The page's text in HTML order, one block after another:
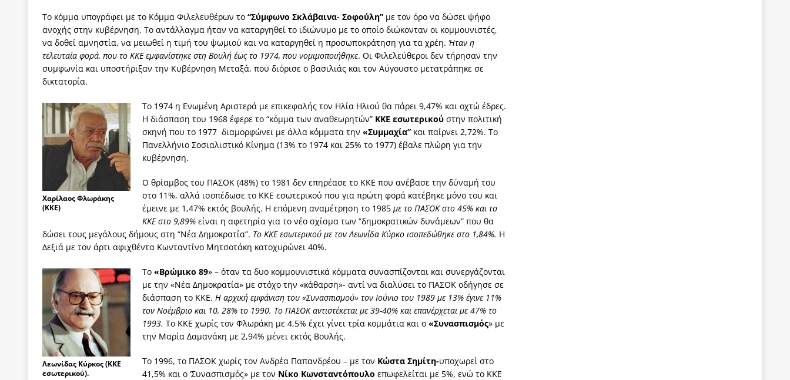
Το κόμμα υπογράφει με το Κόμμα Φιλελευθέρων το “Σύμφωνο Σκλάβαινα- Σοφούλη” με τον όρο να δώσει ψήφο
ανοχής στην κυβέρνηση. Το αντάλλαγμα ήταν να καταργηθεί το ιδιώνυμο με το οποίο διώκονταν οι κομμουνιστές,
να δοθεί αμνηστία, να μειωθεί η τιμή του ψωμιού και να καταργηθεί η προσωποκράτηση για τα χρέη. Ήταν η
τελευταία φορά, που το ΚΚΕ εμφανίστηκε στη Βουλή έως το 1974, που νομιμοποιήθηκε. Οι Φιλελεύθεροι δεν τήρησαν την
συμφωνία και υποστήριξαν την Κυβέρνηση Μεταξά, που διόρισε ο βασιλιάς και τον Αύγουστο μετατράπηκε σε
δικτατορία.
Xαρίλαος Φλωράκης
(ΚΚΕ)
Το 1974 η Ενωμένη Αριστερά με επικεφαλής τον Ηλία Ηλιού θα πάρει 9,47% και οχτώ έδρες.
Η διάσπαση του 1968 έφερε το “κόμμα των αναθεωρητών” ΚΚΕ εσωτερικού στην πολιτική
σκηνή που το 1977 διαμορφώνει με άλλα κόμματα την «Συμμαχία” και παίρνει 2,72%. Το
Πανελλήνιο Σοσιαλιστικό Κίνημα (13% το 1974 και 25% το 1977) έβαλε πλώρη για την
κυβέρνηση.
Ο θρίαμβος του ΠΑΣΟΚ (48%) το 1981 δεν επηρέασε το ΚΚΕ που ανέβασε την δύναμή του
στο 11%, αλλά ισοπέδωσε το ΚΚΕ εσωτερικού που για πρώτη φορά κατέβηκε μόνο του και
έμεινε με 1,47% εκτός βουλής. Η επόμενη αναμέτρηση το 1985 με το ΠΑΣΟΚ στο 45% και το
ΚΚΕ στο 9,89% είναι η αφετηρία για το νέο σχίσμα των “δημοκρατικών δυνάμεων” που θα
δώσει τους μεγάλους δήμους στη “Νέα Δημοκρατία”. Το ΚΚΕ εσωτερικού με τον Λεωνίδα Κύρκο ισοπεδώθηκε στο 1,84%. Η
Δεξιά με τον άρτι αφιχθέντα Κωνταντίνο Μητσοτάκη κατοχυρώνει 40%.
Λεωνίδας Κύρκος (ΚΚΕ
εσωτερικού).
Το «Βρώμικο 89» – όταν τα δυο κομμουνιστικά κόμματα συνασπίζονται και συνεργάζονται
με την «Νέα Δημοκρατία» με στόχο την «κάθαρση»- αντί να διαλύσει το ΠΑΣΟΚ οδήγησε σε
διάσπαση το ΚΚΕ. Η αρχική εμφάνιση του «Συνασπισμού» τον Ιούνιο του 1989 με 13% έγινε 11%
τον Νοέμβριο και 10, 28% το 1990. Το ΠΑΣΟΚ αντιστέκεται με 39-40% και επανέρχεται με 47% το
1993. Το ΚΚΕ χωρίς τον Φλωράκη με 4,5% έχει γίνει τρία κομμάτια και ο «Συνασπισμός» με
την Μαρία Δαμανάκη με 2,94% μένει εκτός Βουλής.
Το 1996, το ΠΑΣΟΚ χωρίς τον Ανδρέα Παπανδρέου – με τον Κώστα Σημίτη-υποχωρεί στο
41,5% και ο ‘Συνασπισμός» με τον Νίκο Κωνσταντόπουλο επωφελείται με 5%, ενώ το ΚΚΕ